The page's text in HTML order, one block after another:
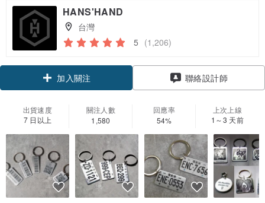
HANS'HAND
台灣
5 (1,206)
加入關注 聯絡設計師
出貨速度
7 日以上
關注人數
1,580
回應率
54%
上次上線
1～3 天前